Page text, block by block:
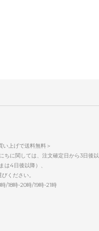
い上げで送料無料＞
ちに関しては、注文確定日から3日後以
は4日後以降）、
ください。
/18時-20時/19時-21時